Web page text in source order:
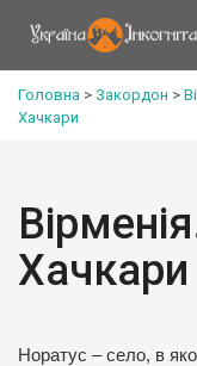
Головна > Закордон >
Хачкари
Хачкари
Норатус – село, в